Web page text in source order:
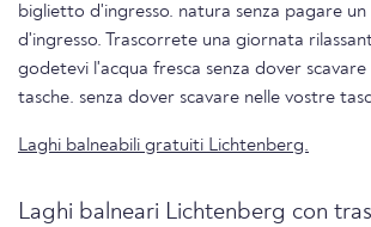
biglietto d'ingresso. natura senza pagare
d'ingresso. Trascorrete una giornata
godetevi l'acqua fresca senza dover
tasche. senza dover scavare nelle vostre
Laghi balneabili gratuiti Lichtenberg.
Laghi balneari Lichtenberg con